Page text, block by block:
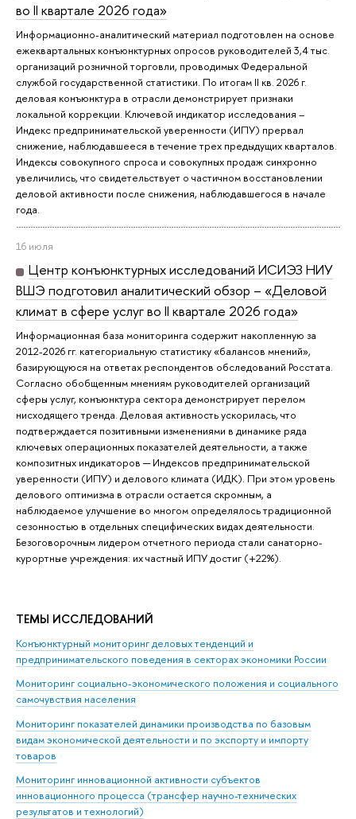
во II квартале 2026 года»
Информационно-аналитический материал подготовлен на основе
ежеквартальных конъюнктурных опросов руководителей 3,4 тыс.
организаций розничной торговли, проводимых Федеральной
службой государственной статистики. По итогам II кв. 2026 г.
деловая конъюнктура в отрасли демонстрирует признаки
локальной коррекции. Ключевой индикатор исследования –
Индекс предпринимательской уверенности (ИПУ) прервал
снижение, наблюдавшееся в течение трех предыдущих кварталов.
Индексы совокупного спроса и совокупных продаж синхронно
увеличились, что свидетельствует о частичном восстановлении
деловой активности после снижения, наблюдавшегося в начале
года.
16 июля
Центр конъюнктурных исследований ИСИЭЗ НИУ
ВШЭ подготовил аналитический обзор – «Деловой
климат в сфере услуг во II квартале 2026 года»
Информационная база мониторинга содержит накопленную за
2012-2026 гг. категориальную статистику «балансов мнений»,
базирующуюся на ответах респондентов обследований Росстата.
Согласно обобщенным мнениям руководителей организаций
сферы услуг, конъюнктура сектора демонстрирует перелом
нисходящего тренда. Деловая активность ускорилась, что
подтверждается позитивными изменениями в динамике ряда
ключевых операционных показателей деятельности, а также
композитных индикаторов ─ Индексов предпринимательской
уверенности (ИПУ) и делового климата (ИДК). При этом уровень
делового оптимизма в отрасли остается скромным, а
наблюдаемое улучшение во многом определялось традиционной
сезонностью в отдельных специфических видах деятельности.
Безоговорочным лидером отчетного периода стали санаторно-
курортные учреждения: их частный ИПУ достиг (+22%).
ТЕМЫ ИССЛЕДОВАНИЙ
Конъюнктурный мониторинг деловых тенденций и
предпринимательского поведения в секторах экономики России
Мониторинг социально-экономического положения и социального
самочувствия населения
Мониторинг показателей динамики производства по базовым
видам экономической деятельности и по экспорту и импорту
товаров
Мониторинг инновационной активности субъектов
инновационного процесса (трансфер научно-технических
результатов и технологий)